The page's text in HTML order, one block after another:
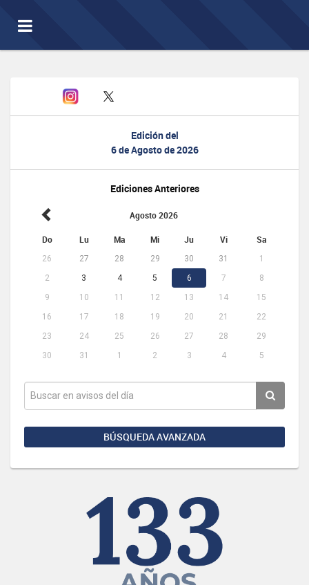
Toggle
navigation
Edición del
6 de Agosto de 2026
Ediciones Anteriores
Agosto 2026
Do Lu Ma Mi Ju Vi Sa
26 27 28 29 30 31
1
2
3 4 5 6 7
8
9
10 11 12 13 14
15
16
17 18 19 20 21
22
23
24 25 26 27 28
29
30
31 1 2 3 4 5
BÚSQUEDA AVANZADA